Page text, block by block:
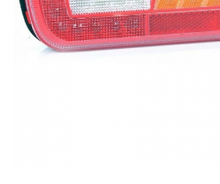
TGX
Mercedes Actros